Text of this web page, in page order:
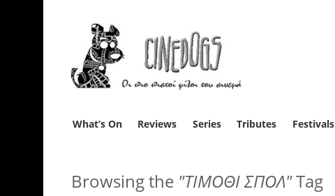
What’s On Reviews Series Tributes Festivals
Browsing the "ΤΙΜΟΘΙ ΣΠΟΛ"Tag